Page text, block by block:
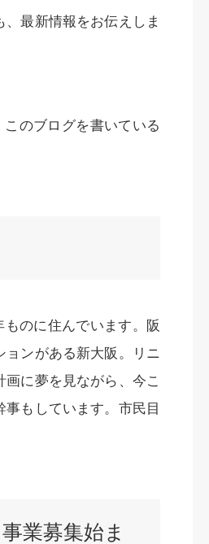
最新情報をお伝えしま
のブログを書いている
のに住んでいます。阪
ョンがある新大阪。リニ
に夢を見ながら、今こ
もしています。市民目
業募集始ま